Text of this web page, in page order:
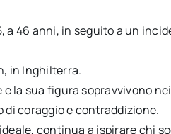
a 46 anni, in seguito a un
in Inghilterra.
la sua figura sopravvivono
coraggio e contraddizione.
continua a ispirare chi